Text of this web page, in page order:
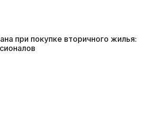
при покупке вторичного жилья: